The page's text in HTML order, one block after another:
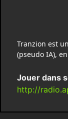
Tranzion est
(pseudo IA),
Jouer dans
http://